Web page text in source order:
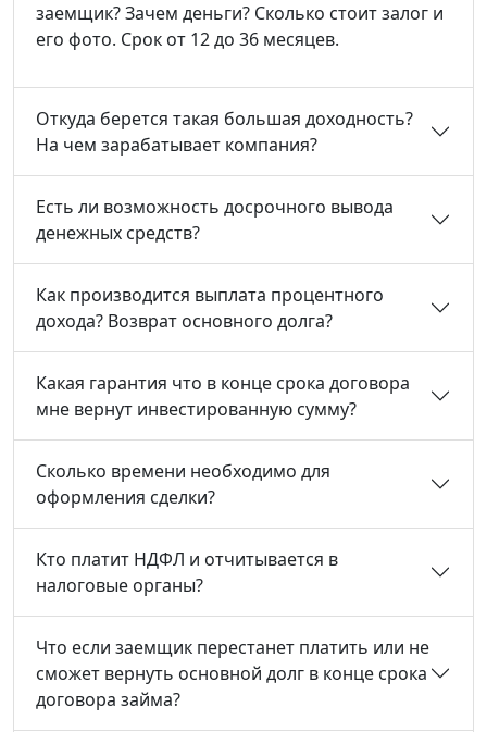
заемщик? Зачем деньги? Сколько стоит залог и
его фото. Срок от 12 до 36 месяцев.
Откуда берется такая большая доходность?
На чем зарабатывает компания?
Есть ли возможность досрочного вывода
денежных средств?
Как производится выплата процентного
дохода? Возврат основного долга?
Какая гарантия что в конце срока договора
мне вернут инвестированную сумму?
Сколько времени необходимо для
оформления сделки?
Кто платит НДФЛ и отчитывается в
налоговые органы?
Что если заемщик перестанет платить или не
сможет вернуть основной долг в конце срока
договора займа?